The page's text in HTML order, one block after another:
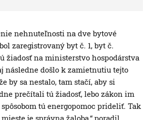
nehnuteľnosti na dve bytové
zaregistrovaný byt č. 1, byt č.
žiadosť na ministerstvo hospodárstva
následne došlo k zamietnutiu tejto
by sa nestalo, tam stačí, aby si
prečítali tú žiadosť, lebo zákon im
tú energopomoc prideliť. Tak